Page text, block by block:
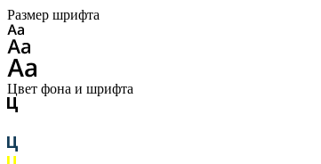
Размер шрифта
Цвет фона и шрифта